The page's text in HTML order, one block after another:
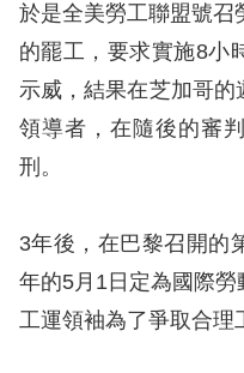
最
新
消
息
權
業
務
於是全美勞工聯盟號召
的罷工，要求實施8小
示威，結果在芝加哥
領導者，在隨後的審
刑。
3年後，在巴黎召開的
年的5月1日定為國際
工運領袖為了爭取合理